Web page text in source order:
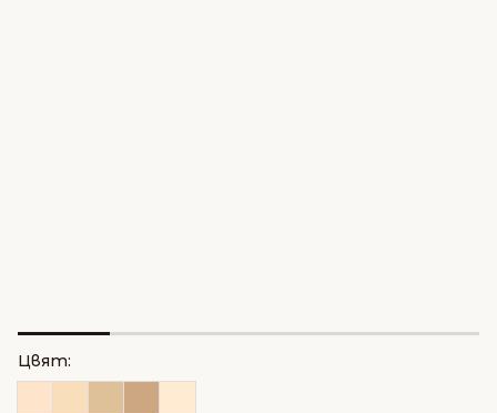
Цвят: